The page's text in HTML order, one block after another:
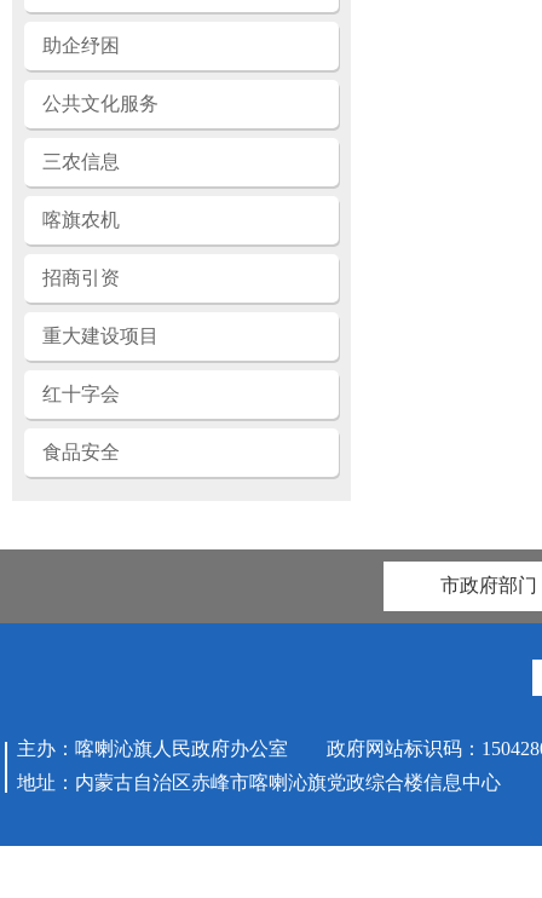
助企纾困
公共文化服务
三农信息
喀旗农机
招商引资
重大建设项目
红十字会
食品安全
市政府部门
主办：喀喇沁旗人民政府办公室 政府网站标识码：
地址：内蒙古自治区赤峰市喀喇沁旗党政综合楼信息中心